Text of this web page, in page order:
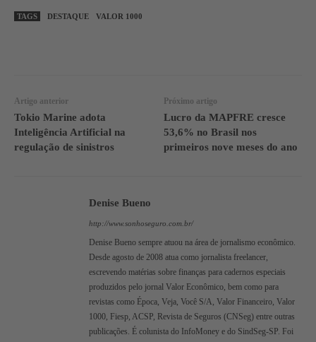
TAGS DESTAQUE VALOR 1000
Artigo anterior
Tokio Marine adota
Inteligência Artificial na
regulação de sinistros
Próximo artigo
Lucro da MAPFRE cresce
53,6% no Brasil nos
primeiros nove meses do ano
Denise Bueno
http://www.sonhoseguro.com.br/
Denise Bueno sempre atuou na área de jornalismo econômico.
Desde agosto de 2008 atua como jornalista freelancer,
escrevendo matérias sobre finanças para cadernos especiais
produzidos pelo jornal Valor Econômico, bem como para
revistas como Época, Veja, Você S/A, Valor Financeiro, Valor
1000, Fiesp, ACSP, Revista de Seguros (CNSeg) entre outras
publicações. É colunista do InfoMoney e do SindSeg-SP. Foi